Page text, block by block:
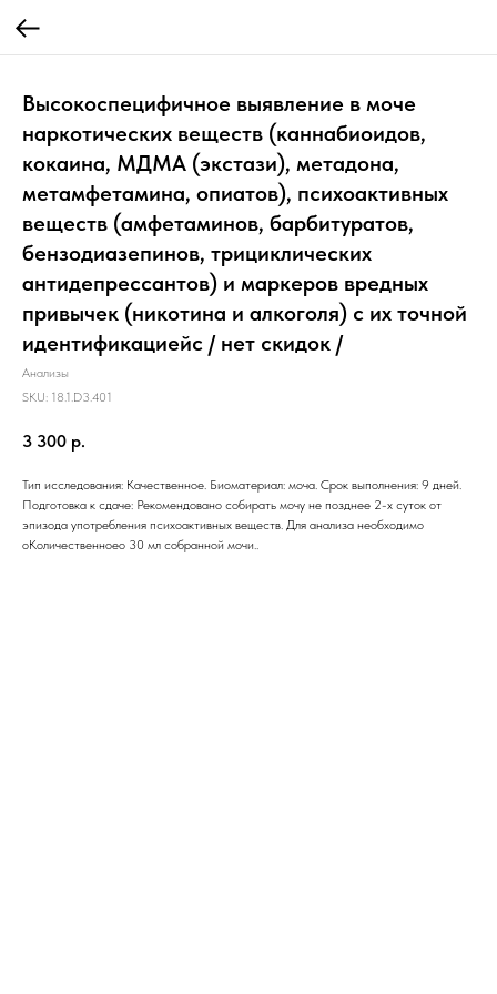
Высокоспецифичное выявление в моче
наркотических веществ (каннабиоидов,
кокаина, МДМА (экстази), метадона,
метамфетамина, опиатов), психоактивных
веществ (амфетаминов, барбитуратов,
бензодиазепинов, трициклических
антидепрессантов) и маркеров вредных
привычек (никотина и алкоголя) с их точной
идентификациейс / нет скидок /
Анализы
SKU: 18.1.D3.401
3 300 р.
Тип исследования: Качественное. Биоматериал: моча. Срок выполнения: 9 дней.
Подготовка к сдаче: Рекомендовано собирать мочу не позднее 2-х суток от
эпизода употребления психоактивных веществ. Для анализа необходимо
оКоличественноео 30 мл собранной мочи..